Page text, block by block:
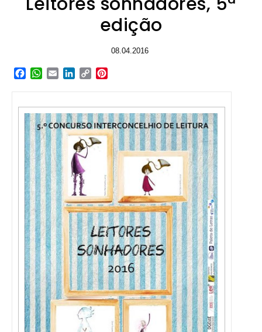
edição
08.04.2016
Facebook
WhatsApp
EmailLinkedIn
Copy